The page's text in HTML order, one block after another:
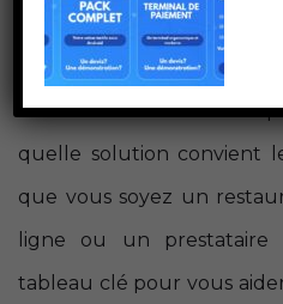
locale, ou simplement
marque ? Chaque
faiblesses. Dans ce
quelle solution convient
que vous soyez un
ligne ou un prestataire
tableau clé pour vous